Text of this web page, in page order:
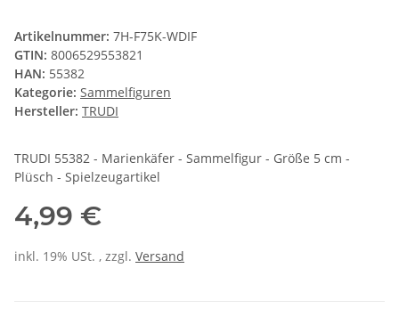
Artikelnummer: 7H-F75K-WDIF
GTIN: 8006529553821
HAN: 55382
Kategorie: Sammelfiguren
Hersteller: TRUDI
TRUDI 55382 - Marienkäfer - Sammelfigur - Größe 5 cm -
Plüsch - Spielzeugartikel
4,99 €
inkl. 19% USt. , zzgl. Versand